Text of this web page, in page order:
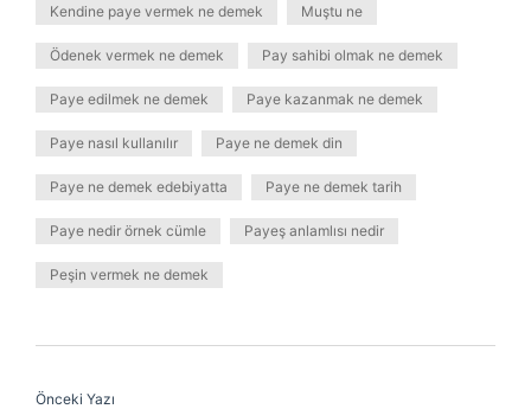
Kendine paye vermek ne demek Muştu ne
Ödenek vermek ne demek Pay sahibi olmak ne demek
Paye edilmek ne demek Paye kazanmak ne demek
Paye nasıl kullanılır Paye ne demek din
Paye ne demek edebiyatta Paye ne demek tarih
Paye nedir örnek cümle Payeş anlamlısı nedir
Peşin vermek ne demek
Önceki Yazı